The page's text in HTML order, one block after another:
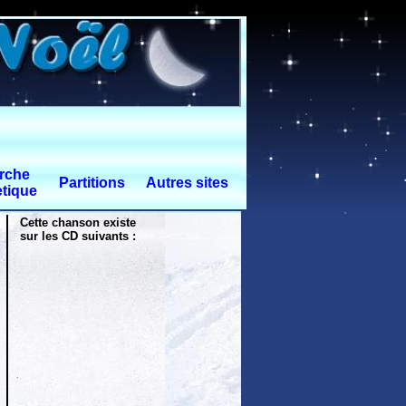
Partitions Autres sites
Cette chanson existe
sur les CD suivants :